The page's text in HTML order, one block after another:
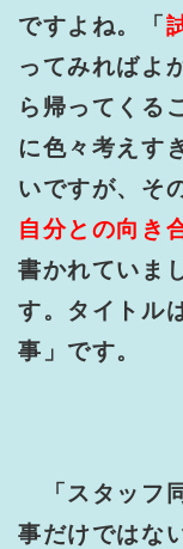
ですよね。「
ってみればよ
ら帰ってくる
に色々考えす
いですが、そ
自分との向き
書かれていま
す。タイトル
事」です。
「スタッフ
事だけではな